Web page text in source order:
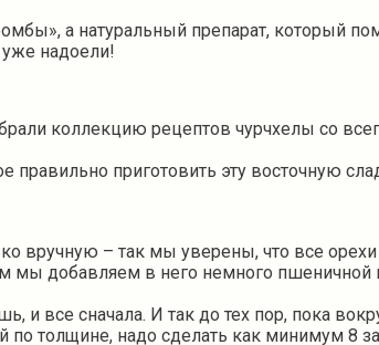
а натуральный препарат, который
уже надоели!
коллекцию рецептов чурчхелы со
приготовить эту восточную
вручную – так мы уверены, что все
мы добавляем в него немного
все сначала. И так до тех пор, пока
по толщине, надо сделать как минимум 8